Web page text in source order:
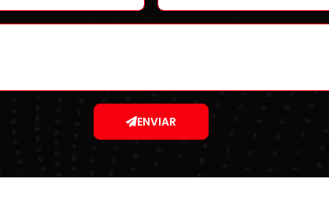
ENVIAR